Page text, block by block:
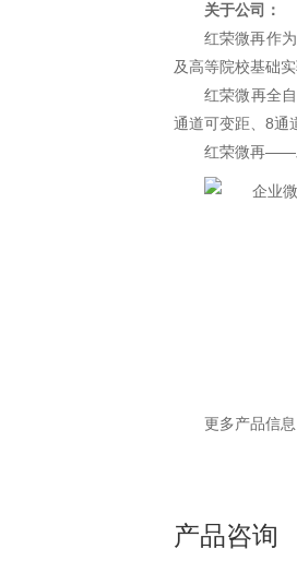
关于公司：
红荣微再作
及高等院校基础
红荣微再全
通道可变距、8通
红荣微再——
更多产品信
产品咨询